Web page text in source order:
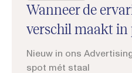
Wanneer de
verschil maakt
Nieuw in ons
spot mét staal